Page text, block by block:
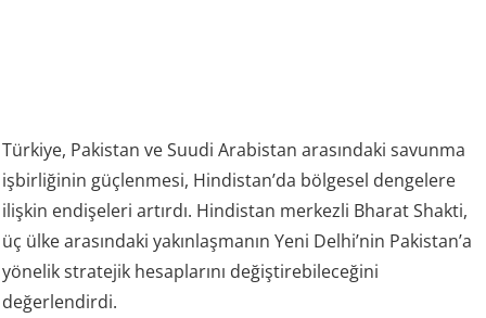
Türkiye, Pakistan ve Suudi Arabistan arasındaki savunma
işbirliğinin güçlenmesi, Hindistan’da bölgesel dengelere
ilişkin endişeleri artırdı. Hindistan merkezli Bharat Shakti,
üç ülke arasındaki yakınlaşmanın Yeni Delhi’nin Pakistan’a
yönelik stratejik hesaplarını değiştirebileceğini
değerlendirdi.